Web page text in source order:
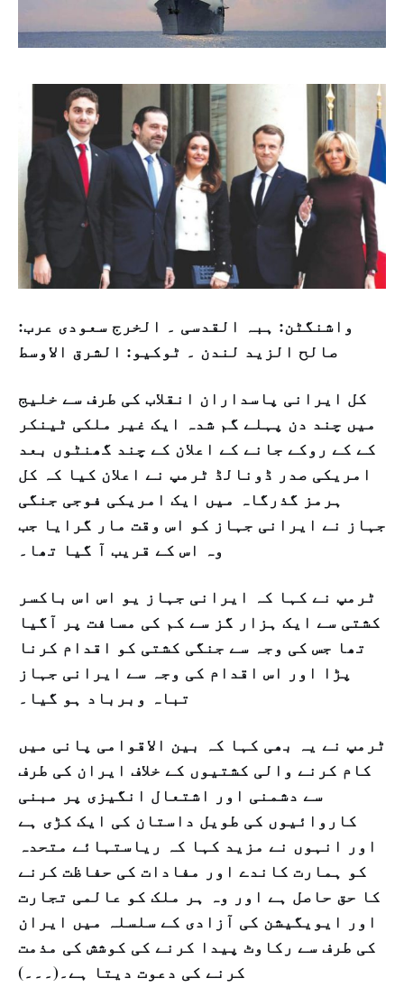
واشنگٹن: ہبہ القدسی ۔ الخرج سعودی عرب:
صالح الزید لندن ۔ ٹوکیو: الشرق الاوسط
کل ایرانی پاسداران انقلاب کی طرف سے خلیج
میں چند دن پہلے گم شدہ ایک غیر ملکی ٹینکر
کے کے روکے جانے کے اعلان کے چند گھنٹوں بعد
امریکی صدر ڈونالڈ ٹرمپ نے اعلان کیا کہ کل
ہرمز گذرگاہ میں ایک امریکی فوجی جنگی
جہاز نے ایرانی جہاز کو اس وقت مار گرایا جب
وہ اس کے قریب آ گیا تھا۔
ٹرمپ نے کہا کہ ایرانی جہاز یو اس اس باکسر
کشتی سے ایک ہزار گز سے کم کی مسافت پر آگیا
تھا جس کی وجہ سے جنگی کشتی کو اقدام کرنا
پڑا اور اس اقدام کی وجہ سے ایرانی جہاز
تباہ وبرباد ہو گیا۔
ٹرمپ نے یہ بھی کہا کہ بین الاقوامی پانی میں
کام کرنے والی کشتیوں کے خلاف ایران کی طرف
سے دشمنی اور اشتعال انگیزی پر مبنی
کاروائیوں کی طویل داستان کی ایک کڑی ہے
اور انہوں نے مزید کہا کہ ریاستہائے متحدہ
کو ہمارت کاندے اور مفادات کی حفاظت کرنے
کا حق حاصل ہے اور وہ ہر ملک کو عالمی تجارت
اور ایویگیشن کی آزادی کے سلسلہ میں ایران
کی طرف سے رکاوٹ پیدا کرنے کی کوشش کی مذمت
کرنے کی دعوت دیتا ہے۔(۔۔۔)